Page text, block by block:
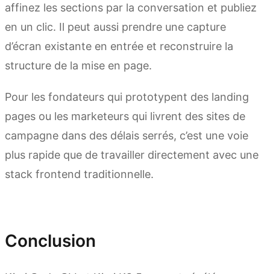
affinez les sections par la conversation et publiez
en un clic. Il peut aussi prendre une capture
d’écran existante en entrée et reconstruire la
structure de la mise en page.
Pour les fondateurs qui prototypent des landing
pages ou les marketeurs qui livrent des sites de
campagne dans des délais serrés, c’est une voie
plus rapide que de travailler directement avec une
stack frontend traditionnelle.
Conclusion